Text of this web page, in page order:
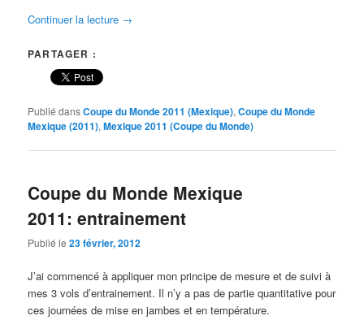
Continuer la lecture →
PARTAGER :
Publié dansCoupe du Monde 2011 (Mexique),Coupe du Monde
Mexique (2011),Mexique 2011 (Coupe du Monde)
Coupe du Monde Mexique
2011: entrainement
Publié le23 février, 2012
J’ai commencé à appliquer mon principe de mesure et de suivi à
mes 3 vols d’entrainement. Il n’y a pas de partie quantitative pour
ces journées de mise en jambes et en température.